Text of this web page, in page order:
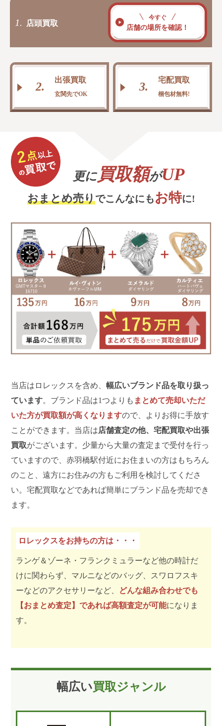
1. 店頭買取
今すぐ
店舗の場所を確認！
2.
出張買取
玄関先でOK
3.
宅配買取
梱包材無料!
更に買取額がUP
おまとめ売りでこんなにもお特に!
当店はロレックスを含め、幅広いブランド品を取り扱っ
ています。ブランド品は1つよりも まとめて売却いただ
いた方が買取額が高くなりますので、よりお得に手放す
ことができます。当店は店舗査定の他、宅配買取や出張
買取がございます。少量から大量の査定まで受付を行っ
ていますので、赤羽橋駅付近にお住まいの方はもちろん
のこと、遠方にお住みの方もご利用を検討してくださ
い。宅配買取などであれば簡単にブランド品を売却でき
ます。
ロレックスをお持ちの方は・・・
ランゲ＆ゾーネ・フランクミュラーなど他の時計だ
けに関わらず、マルニなどのバッグ、スワロフスキ
ーなどのアクセサリーなど、 どんな組み合わせでも
【おまとめ査定】であれば高額査定が可能になりま
す。
幅広い買取ジャンル